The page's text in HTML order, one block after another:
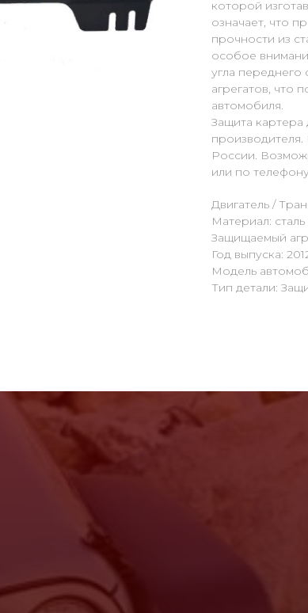
которой
означает, что
прочности из
особое
угла переднего
агрегатов, что
автомобиля.
Защита картера
России.
или по
Двигатель /
Материал:
Защищаемый
Год выпуска:
Модель
Тип детали: